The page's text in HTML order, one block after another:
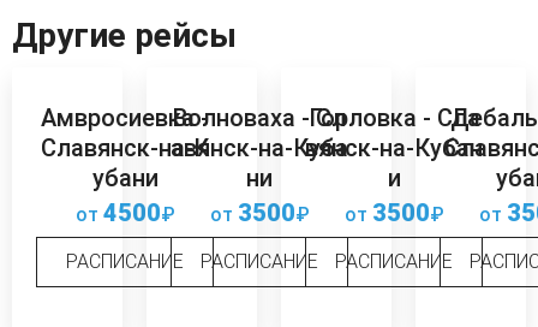
Другие рейсы
Амвросиевка -
Славянск-на-К
убани
от 4500₽
РАСПИСАНИЕ
Волноваха - Сл
авянск-на-Куба
ни
от 3500₽
РАСПИСАНИЕ
Горловка - Сла
вянск-на-Кубан
и
от 3500₽
РАСПИСАНИЕ
от